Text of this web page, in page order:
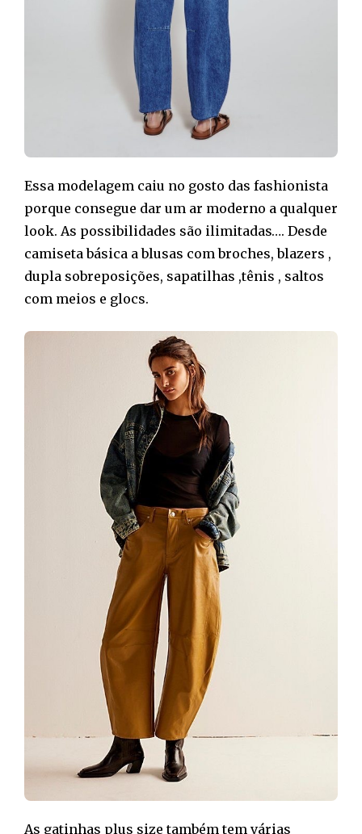
Essa modelagem caiu no gosto das fashionista
porque consegue dar um ar moderno a qualquer
look. As possibilidades são ilimitadas…. Desde
camiseta básica a blusas com broches, blazers ,
dupla sobreposições, sapatilhas ,tênis , saltos
com meios e glocs.
As gatinhas plus size também tem várias